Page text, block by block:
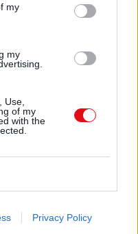
my
my
Use,
of my
with the
Privacy Policy